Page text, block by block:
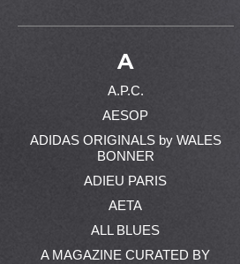
A
A.P.C.
AESOP
ADIDAS ORIGINALS by WALES
BONNER
ADIEU PARIS
AETA
ALL BLUES
A MAGAZINE CURATED BY